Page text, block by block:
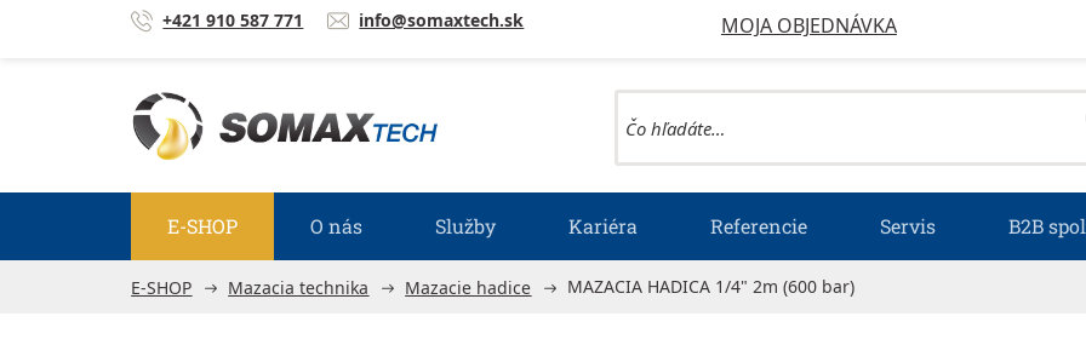
Prejsť na obsah +421 910 587 771 info@somaxtech.sk MOJA OBJEDNÁVKA
E-SHOP O nás Služby Kariéra Referencie Servis B2B
E-SHOP Mazacia technika Mazacie hadice MAZACIA HADICA 1/4" 2m (600 bar)